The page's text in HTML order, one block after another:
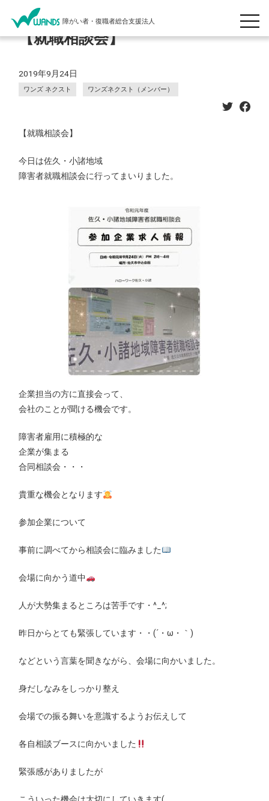
障がい者・復職者総合支援法人
【就職相談会】
2019年9月24日
ワンズ ネクスト ワンズネクスト（メンバー）
【就職相談会】
今日は佐久・小諸地域
障害者就職相談会に行ってまいりました。
企業担当の方に直接会って、
会社のことが聞ける機会です。
障害者雇用に積極的な
企業が集まる
合同相談会・・・
貴重な機会となります
参加企業について
事前に調べてから相談会に臨みました
会場に向かう道中
人が大勢集まるところは苦手です・^_^;
昨日からとても緊張しています・・(´・ω・｀)
などという言葉を聞きながら、会場に向かいました。
身だしなみをしっかり整え
会場での振る舞いを意識するようお伝えして
各自相談ブースに向かいました
緊張感がありましたが